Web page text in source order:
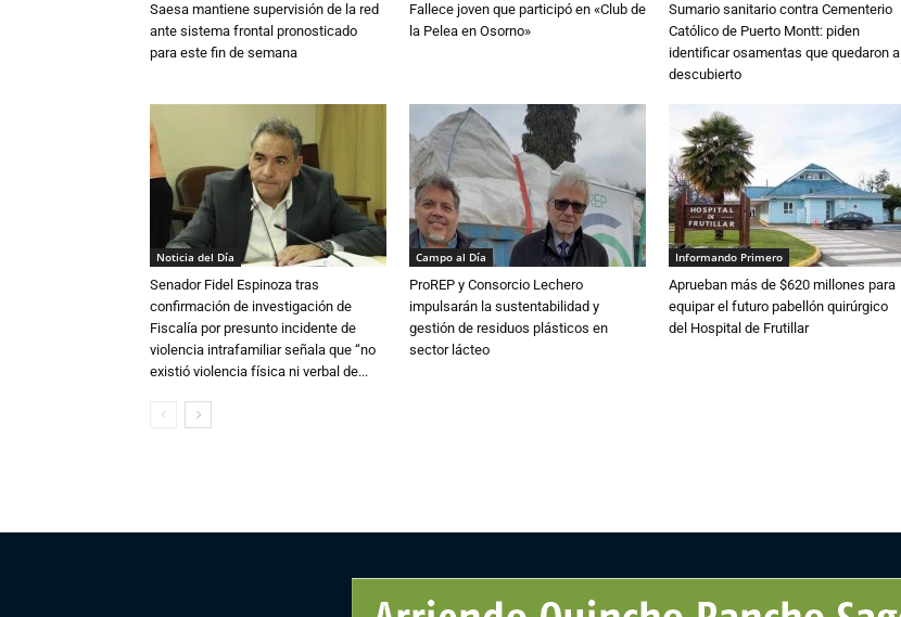
Saesa mantiene supervisión de la red
ante sistema frontal pronosticado
para este fin de semana
Fallece joven que participó en «Club de
la Pelea en Osorno»
Sumario sanitario contra Cementerio
Católico de Puerto Montt: piden
identificar osamentas que quedaron al
descubierto
Noticia del Día
Senador Fidel Espinoza tras
confirmación de investigación de
Fiscalía por presunto incidente de
violencia intrafamiliar señala que “no
existió violencia física ni verbal de...
Campo al Día
ProREP y Consorcio Lechero
impulsarán la sustentabilidad y
gestión de residuos plásticos en
sector lácteo
Informando Primero
Aprueban más de $620 millones para
equipar el futuro pabellón quirúrgico
del Hospital de Frutillar